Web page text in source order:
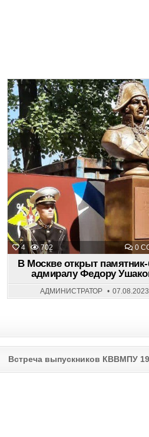
4 702 0
Posted
in
В Москве открыт
адмиралу Федору
АДМИНИСТРАТОР 07.08.2023
Встреча выпускников КВВМПУ